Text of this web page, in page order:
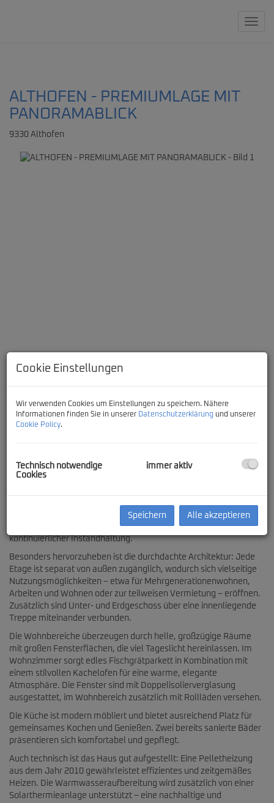
ALTHOFEN - PREMIUMLAGE MIT
PANORAMABLICK
9330 Althofen
Dieses großzügig errichtete Wohnhaus aus den Mitte 1970er-
Das Gebäude erstreckt sich über Keller-, Unter- und Erdgeschoss
und präsentiert sich in einem sehr guten Erhaltungszustand mit
kontinuierlicher Instandhaltung.
Besonders hervorzuheben ist die durchdachte Architektur: Jede
Etage ist separat von außen zugänglich, wodurch sich vielseitige
Nutzungsmöglichkeiten – etwa für Mehrgenerationenwohnen,
Arbeiten und Wohnen oder zur teilweisen Vermietung – eröffnen.
Zusätzlich sind Unter- und Erdgeschoss über eine innenliegende
Treppe miteinander verbunden.
Die Wohnbereiche überzeugen durch helle, großzügige Räume
mit großen Fensterflächen, die viel Tageslicht hereinlassen. Im
Wohnzimmer sorgt edles Fischgrätparkett in Kombination mit
einem stilvollen Kachelofen für eine warme, elegante
Atmosphäre. Die Fenster sind mit Doppelisolierverglasung
ausgestattet, im Wohnbereich zusätzlich mit Rollläden versehen.
Die Küche ist modern möbliert und bietet ausreichend Platz für
gemeinsames Kochen und Genießen. Zwei bereits sanierte Bäder
präsentieren sich komfortabel und gepflegt.
Auch technisch ist das Haus gut aufgestellt: Eine Pelletheizung
aus dem Jahr 2010 gewährleistet effizientes und zeitgemäßes
Heizen. Die Warmwasseraufbereitung wird zusätzlich von einer
Solarthermieanlage unterstützt – eine nachhaltige und
Cookie Einstellungen
Wir verwenden Cookies um Einstellungen zu speichern. Nähere
Informationen finden Sie in unserer Datenschutzerklärung und unserer
Cookie Policy.
Technisch notwendige
Cookies
immer aktiv
Speichern Alle akzeptieren